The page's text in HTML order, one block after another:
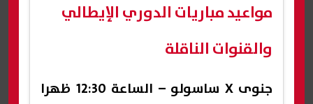
مواعيد مباريات الدوري الإيطالي
والقنوات الناقلة
جنوى X ساسولو – الساعة 12:30 ظهرا